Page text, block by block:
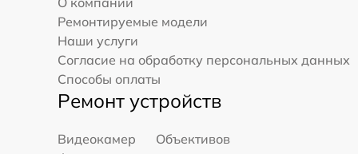
Ремонтируемые модели
Наши услуги
Согласие на обработку персональных данных
Способы оплаты
Ремонт устройств
Видеокамер
Объективов